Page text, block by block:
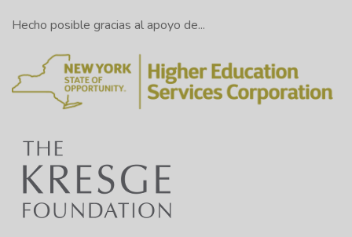
Hecho posible gracias al apoyo de...